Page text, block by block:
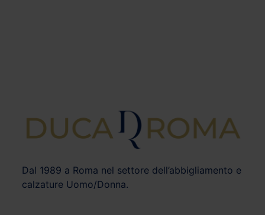
Dal 1989 a Roma nel settore dell’abbigliamento e
calzature Uomo/Donna.